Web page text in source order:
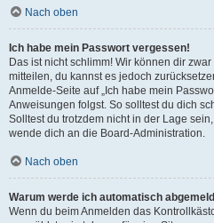
Nach oben
Ich habe mein Passwort vergessen!
Das ist nicht schlimm! Wir können dir
mitteilen, du kannst es jedoch
Anmelde-Seite auf „Ich habe mein
Anweisungen folgst. So solltest du dich
Solltest du trotzdem nicht in der Lage
wende dich an die Board-Administration.
Nach oben
Warum werde ich automatisch
Wenn du beim Anmelden das